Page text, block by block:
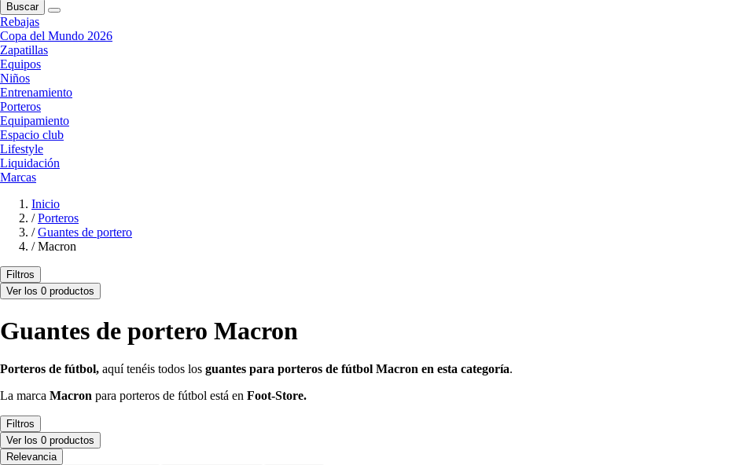
Buscar
Rebajas
Copa del Mundo 2026
Zapatillas
Equipos
Niños
Entrenamiento
Porteros
Equipamiento
Espacio club
Lifestyle
Liquidación
Marcas
Inicio
/ Porteros
/ Guantes de portero
/ Macron
Filtros
Ver los 0 productos
Guantes de portero Macron
Porteros de fútbol, aquí tenéis todos los guantes para porteros de fútbol Macron en esta categoría.
La marca Macron para porteros de fútbol está en Foot-Store.
Filtros
Ver los 0 productos
Relevancia